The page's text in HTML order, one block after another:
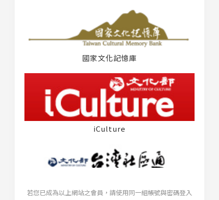
國家文化記憶庫
iCulture
若您已成為以上網站之會員，請使用同一組帳號與密碼登入